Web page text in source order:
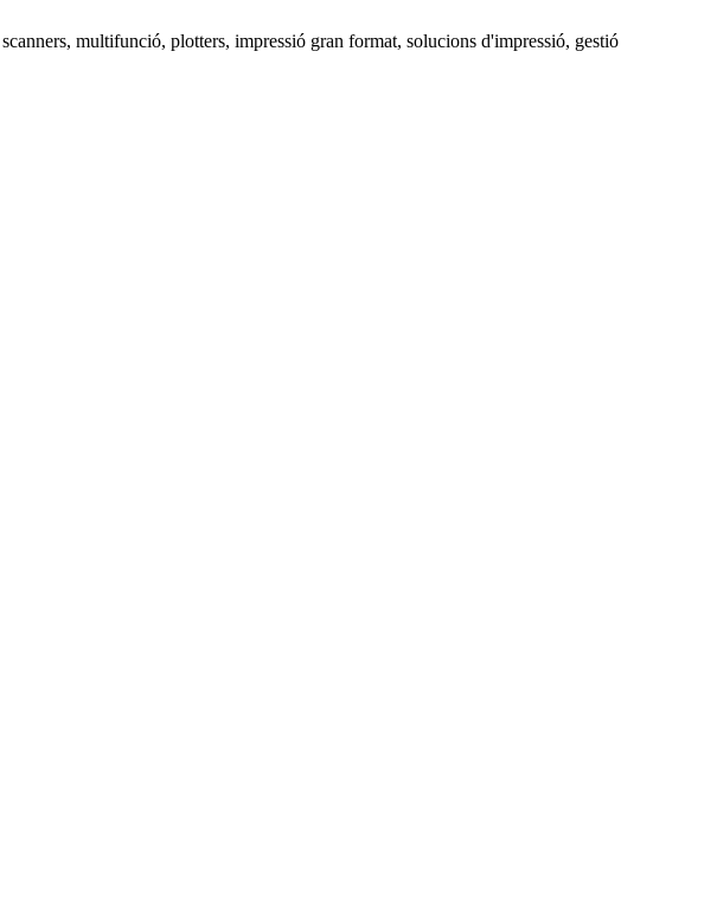
multifunció, plotters, impressió gran format, solucions d'impressió, gestió